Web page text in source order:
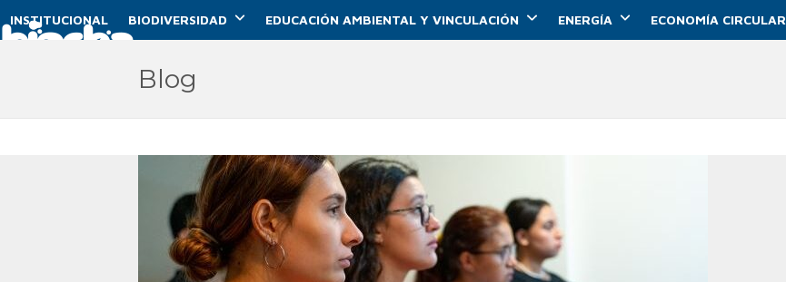
to
INSTITUCIONAL BIODIVERSIDAD EDUCACIÓN AMBIENTAL Y VINCULACIÓN ENERGÍA ECONOMÍA CIRCULAR
Blog